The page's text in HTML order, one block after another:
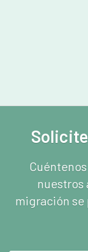
nuestros
migración